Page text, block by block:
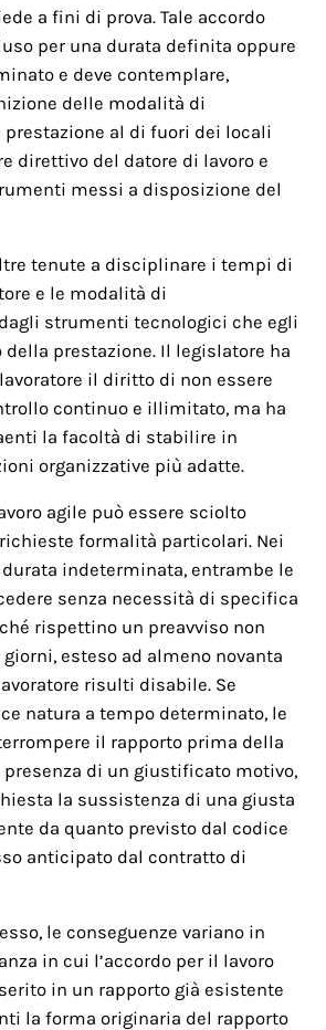
a fini di prova. Tale accordo
per una durata definita oppure
e deve contemplare,
delle modalità di
prestazione al di fuori dei locali
direttivo del datore di lavoro e
messi a disposizione del
tenute a disciplinare i tempi di
e le modalità di
strumenti tecnologici che egli
prestazione. Il legislatore ha
il diritto di non essere
continuo e illimitato, ma ha
la facoltà di stabilire in
organizzative più adatte.
agile può essere sciolto
formalità particolari. Nei
indeterminata, entrambe le
senza necessità di specifica
rispettino un preavviso non
esteso ad almeno novanta
risulti disabile. Se
natura a tempo determinato, le
il rapporto prima della
presenza di un giustificato motivo,
la sussistenza di una giusta
da quanto previsto dal codice
anticipato dal contratto di
le conseguenze variano in
in cui l’accordo per il lavoro
in un rapporto già esistente
la forma originaria del rapporto